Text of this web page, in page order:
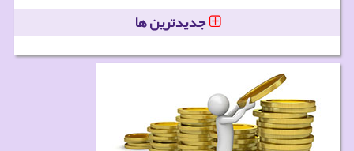
جدیدترین ها